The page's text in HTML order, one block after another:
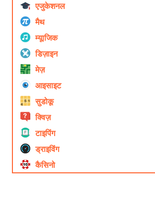
एजुकेशनल
मैथ
म्यूाजिक
डिज़ाइन
मेज़
आइसाइट
सुडोकू
क्विज़
टाइपिंग
ड्राइविंग
कैसिनो